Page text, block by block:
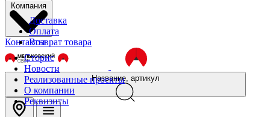
Доставка
Оплата
Возврат товара
Компания
Сторис
Новости
Реализованные проекты
О компании
Реквизиты
Контакты
Название, артикул